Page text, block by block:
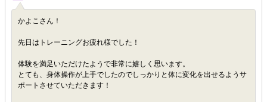
かよこさん！
先日はトレーニングお疲れ様でした！
体験を満足いただけたようで非常に嬉しく思います。
とても、身体操作が上手でしたのでしっかりと体に変化を出せるようサ
ポートさせていただきます！